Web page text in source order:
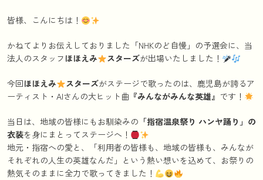
皆様、こんにちは！
かねてよりお伝えしておりました「NHKのど自慢」の予選会に、当
法人のスタッフ ほほえみ スターズが出場いたしました！
今回ほほえみ スターズがステージで歌ったのは、鹿児島が誇るア
ーティスト・AIさんの大ヒット曲 『みんながみんな英雄』 です！
当日は、地域の皆様にもお馴染みの 「指宿温泉祭り ハンヤ踊り」の
衣装を身にまとってステージへ！
地元・指宿への愛と、「利用者の皆様も、地域の皆様も、みんなが
それぞれの人生の英雄なんだ」という熱い想いを込めて、お祭りの
熱気そのままに全力で歌ってきました！